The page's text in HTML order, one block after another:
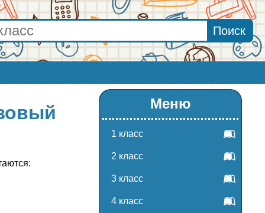
Меню
1 класс
2 класс
3 класс
4 класс